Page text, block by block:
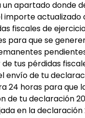
un apartado donde
importe actualizado
fiscales de
para que se
tus pérdidas
envío de tu
24 horas para que
de tu declaración
en la declaración